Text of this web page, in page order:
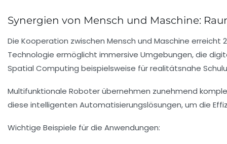
Synergien von Mensch und Maschine:
Die Kooperation zwischen Mensch und Maschine
Technologie ermöglicht immersive Umgebungen, die
Spatial Computing beispielsweise für realitätsnahe
Multifunktionale Roboter übernehmen zunehmend
diese intelligenten Automatisierungslösungen, um die
Wichtige Beispiele für die Anwendungen: